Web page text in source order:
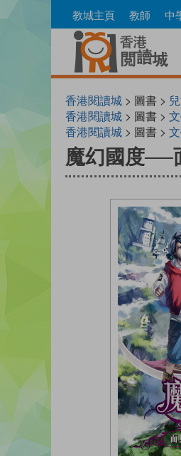
to
教城主頁 教師 中
香港閱讀城 > 圖書 >
香港閱讀城 > 圖書 >
香港閱讀城 > 圖書 >
魔幻國度──